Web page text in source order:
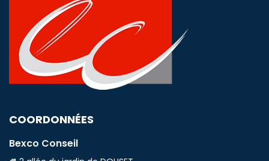
COORDONNÉES
Bexco Conseil